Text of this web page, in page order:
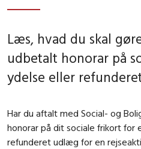
Læs, hvad du skal
udbetalt honorar på
ydelse eller
Har du aftalt med Social- og
honorar på dit sociale frikort for
refunderet udlæg for en